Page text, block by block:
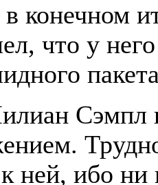
конечном
что у
Сэмпл
ней, ибо